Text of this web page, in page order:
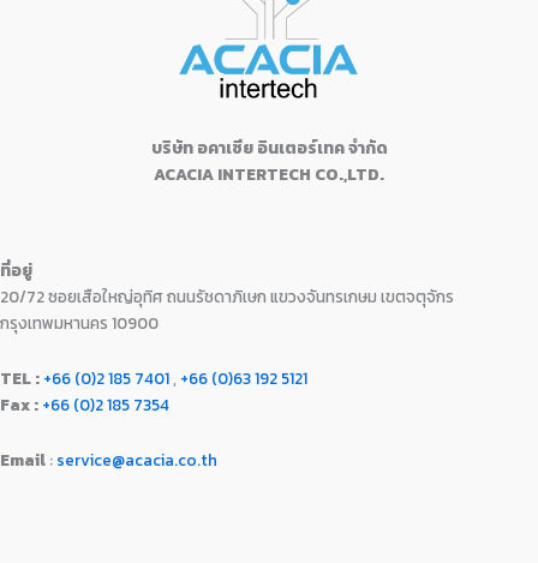
บริษัท อคาเซีย อินเตอร์เทค จำกัด
ACACIA INTERTECH CO.,LTD.
ที่อยู่
20/72 ซอยเสือใหญ่อุทิศ ถนนรัชดาภิเษก แขวงจันทรเกษม เขตจตุจักร
กรุงเทพมหานคร 10900
TEL : +66 (0)2 185 7401 , +66 (0)63 192 5121
Fax : +66 (0)2 185 7354
Email : service@acacia.co.th